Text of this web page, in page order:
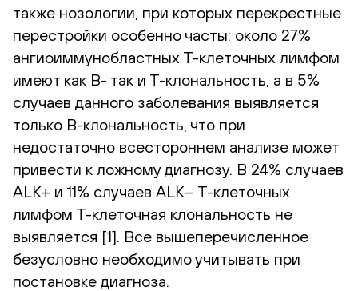
также нозологии, при которых перекрестные
перестройки особенно часты: около 27%
ангиоиммунобластных Т-клеточных лимфом
имеют как В- так и Т-клональность, а в 5%
случаев данного заболевания выявляется
только В-клональность, что при
недостаточно всестороннем анализе может
привести к ложному диагнозу. В 24% случаев
ALK+ и 11% случаев ALK– Т-клеточных
лимфом Т-клеточная клональность не
выявляется [1]. Все вышеперечисленное
безусловно необходимо учитывать при
постановке диагноза.